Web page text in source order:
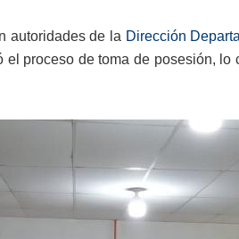
autoridades de la Dirección
el proceso de toma de posesión,